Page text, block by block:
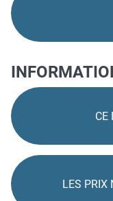
CE
LES PRIX